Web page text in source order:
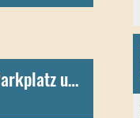
SSDS RG Ostschweiz Parkplatz und Toiletten